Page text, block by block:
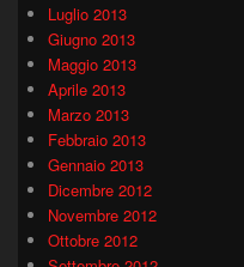
Luglio 2013
Giugno 2013
Maggio 2013
Aprile 2013
Marzo 2013
Febbraio 2013
Gennaio 2013
Dicembre 2012
Novembre 2012
Ottobre 2012